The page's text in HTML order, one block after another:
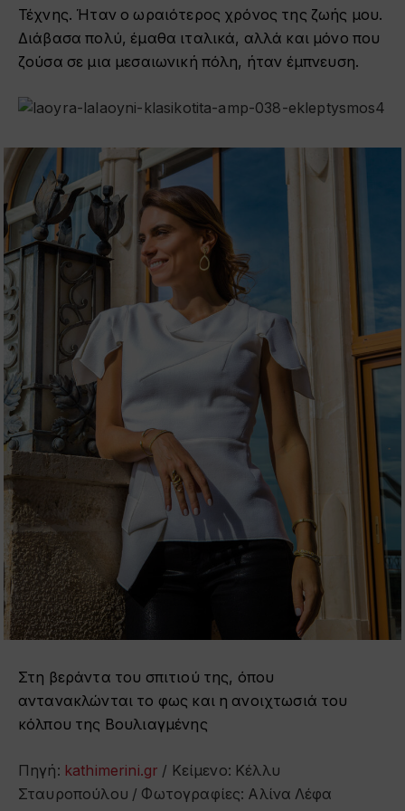
Τέχνης. Ήταν ο ωραιότερος χρόνος της ζωής μου.
Διάβασα πολύ, έμαθα ιταλικά, αλλά και μόνο που
ζούσα σε μια μεσαιωνική πόλη, ήταν έμπνευση.
Στη βεράντα του σπιτιού της, όπου
αντανακλώνται το φως και η ανοιχτωσιά του
κόλπου της Βουλιαγμένης
Πηγή: kathimerini.gr / Κείμενο: Κέλλυ
Σταυροπούλου / Φωτογραφίες: Αλίνα Λέφα